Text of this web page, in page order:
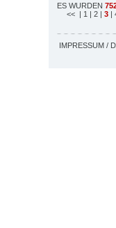
ES WURDEN
<< | 1 | 2 | 3 |
IMPRESSUM /